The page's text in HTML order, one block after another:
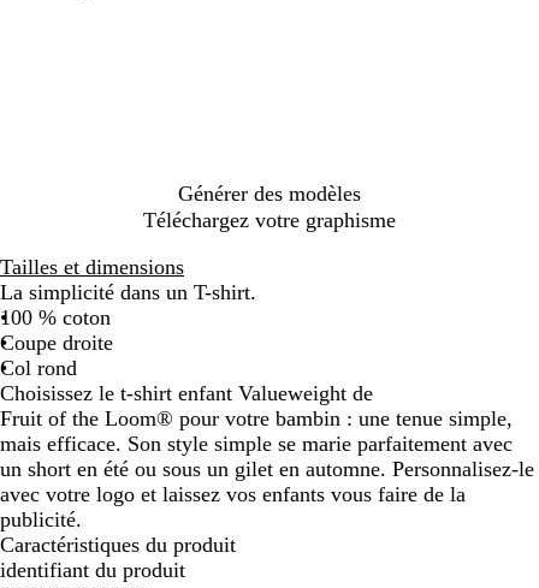
s
o
l
Générer des modèles
Téléchargez votre graphisme
Tailles et dimensions
La simplicité dans un T-shirt.
100 % coton
Coupe droite
Col rond
Choisissez le t-shirt enfant Valueweight de
Fruit of the Loom® pour votre bambin : une tenue simple,
mais efficace. Son style simple se marie parfaitement avec
un short en été ou sous un gilet en automne. Personnalisez-le
avec votre logo et laissez vos enfants vous faire de la
publicité.
Caractéristiques du produit
identifiant du produit